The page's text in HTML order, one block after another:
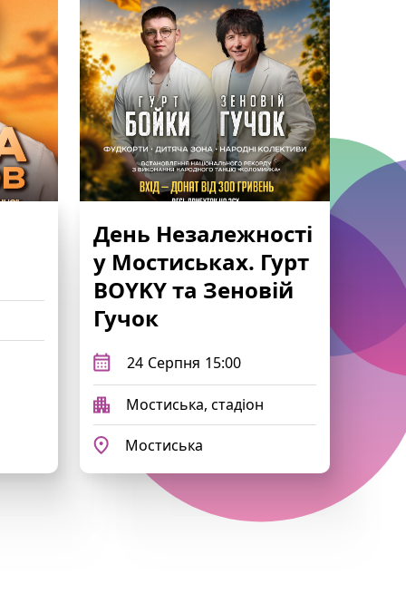
День Незалежності
у Мостиськах. Гурт
BOYKY та Зеновій
Гучок
24 Серпня 15:00
Мостиська, стадіон
Мостиська